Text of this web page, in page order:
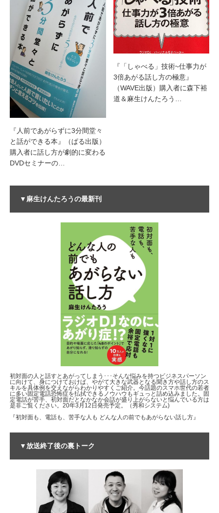
『人前であがらずに3分間堂々
と話ができる本』（ぱる出版）
購入者に話し方が劇的に変わる
DVDセミナーの…
『「しゃべる」技術~仕事力が
3倍あがる話し方の極意』
（WAVE出版）購入者に森下裕
道＆麻生けんたろう…
▼麻生けんたろうの最新刊
初対面の人と話すとあがってしまう･･･そんな悩みを持つビジネスパーソン
に向けて、身につけておけば、やがて大きな武器となる聞き方や話し方のス
キルを具体例を交えながらわかりやすくご紹介。今話題のスマホ世代の若者
に多い固定電話恐怖症を払拭できるノウハウもギュっと詰め込みました。固
定電話が苦手、初対面だとなかなか会話が盛り上がらないと悩んでいる方は
是非ご覧ください。20年3月12日発売予定。（秀和システム)
『初対面も、電話も、苦手な人も どんな人の前でもあがらない話し方』
▼放送終了後の裏トーク